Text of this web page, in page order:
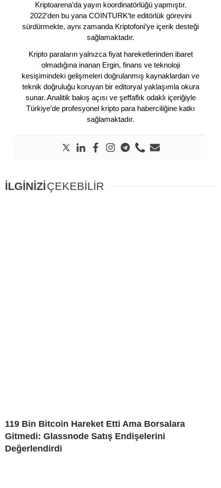
Kriptoarena’da yayın koordinatörlüğü yapmıştır.
2022’den bu yana COINTURK’te editörlük görevini
sürdürmekte, aynı zamanda Kriptofoni’ye içerik desteği
sağlamaktadır.
Kripto paraların yalnızca fiyat hareketlerinden ibaret
olmadığına inanan Ergin, finans ve teknoloji
kesişimindeki gelişmeleri doğrulanmış kaynaklardan ve
teknik doğruluğu koruyan bir editoryal yaklaşımla okura
sunar. Analitik bakış açısı ve şeffaflık odaklı içeriğiyle
Türkiye’de profesyonel kripto para haberciliğine katkı
sağlamaktadır.
İLGİNİZİÇEKEBİLİR
119 Bin Bitcoin Hareket Etti Ama Borsalara
Gitmedi: Glassnode Satış Endişelerini
Değerlendirdi